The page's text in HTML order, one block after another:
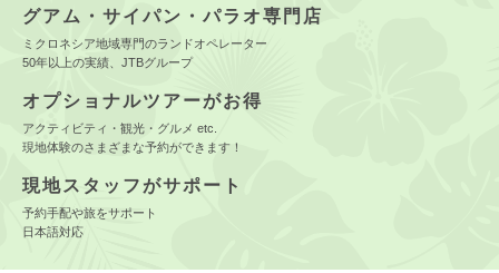
グアム・サイパン・パラオ専門店
ミクロネシア地域専門のランドオペレーター
50年以上の実績、JTBグループ
オプショナルツアーがお得
アクティビティ・観光・グルメ etc.
現地体験のさまざまな予約ができます！
現地スタッフがサポート
予約手配や旅をサポート
日本語対応